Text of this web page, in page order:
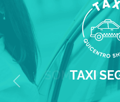
SOMOS PET
Previous